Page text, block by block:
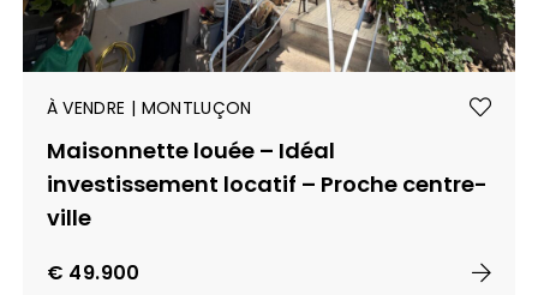
À VENDRE | MONTLUÇON
Maisonnette louée – Idéal
investissement locatif – Proche centre-
ville
€ 49.900